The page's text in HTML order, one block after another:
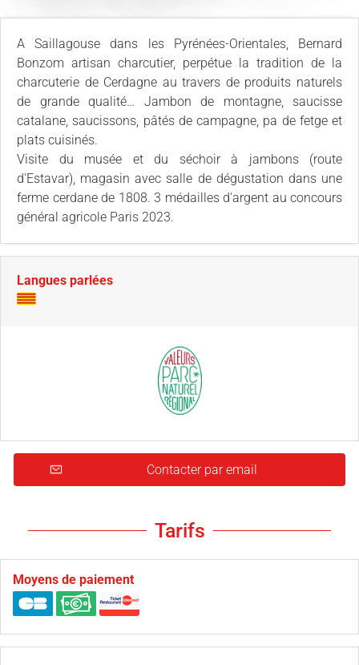
A Saillagouse dans les Pyrénées-Orientales, Bernard
Bonzom artisan charcutier, perpétue la tradition de la
charcuterie de Cerdagne au travers de produits naturels
de grande qualité… Jambon de montagne, saucisse
catalane, saucissons, pâtés de campagne, pa de fetge et
plats cuisinés.
Visite du musée et du séchoir à jambons (route
d'Estavar), magasin avec salle de dégustation dans une
ferme cerdane de 1808. 3 médailles d'argent au concours
général agricole Paris 2023.
Langues parlées
Contacter par email
Tarifs
Moyens de paiement